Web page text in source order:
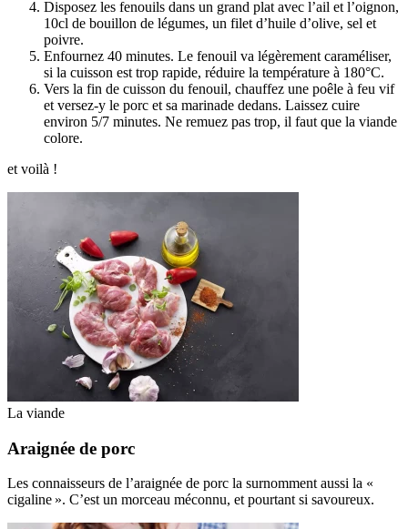
Disposez les fenouils dans un grand plat avec l’ail et l’oignon,
10cl de bouillon de légumes, un filet d’huile d’olive, sel et
poivre.
Enfournez 40 minutes. Le fenouil va légèrement caraméliser,
si la cuisson est trop rapide, réduire la température à 180°C.
Vers la fin de cuisson du fenouil, chauffez une poêle à feu vif
et versez-y le porc et sa marinade dedans. Laissez cuire
environ 5/7 minutes. Ne remuez pas trop, il faut que la viande
colore.
et voilà !
La viande
Araignée de porc
Les connaisseurs de l’araignée de porc la surnomment aussi la «
cigaline ». C’est un morceau méconnu, et pourtant si savoureux.